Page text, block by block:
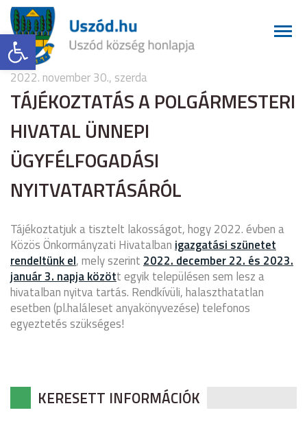
Eszköztár megnyitása
2022. november 30., szerda
TÁJÉKOZTATÁS A POLGÁRMESTERI
HIVATAL ÜNNEPI
ÜGYFÉLFOGADÁSI
NYITVATARTÁSÁRÓL
Tájékoztatjuk a tisztelt lakosságot, hogy 2022. évben a
Közös Önkormányzati Hivatalbanigazgatási szünetet
rendeltünk el, mely szerint2022. december 22. és 2023.
január 3. napja között egyik településen sem lesz a
hivatalban nyitva tartás. Rendkívüli, halaszthatatlan
esetben (pl.haláleset anyakönyvezése) telefonos
egyeztetés szükséges!
KERESETT INFORMÁCIÓK